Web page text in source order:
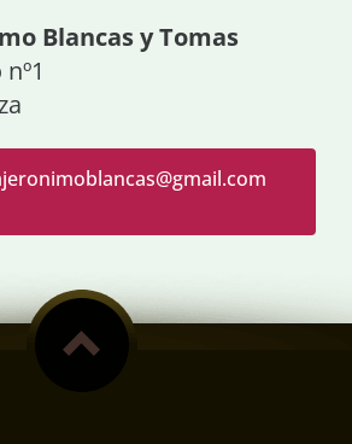
Blancas y Tomas
imoblancas@gmail.com